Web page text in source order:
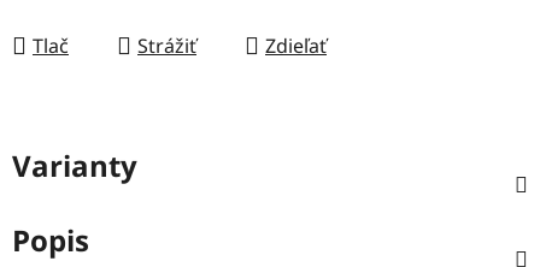
Tlač Strážiť Zdieľať
Varianty
Popis